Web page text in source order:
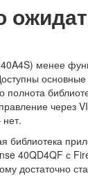
менее
через
библиотека
40QD4QF с
достаточно